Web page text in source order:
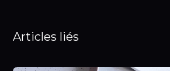
Articles liés